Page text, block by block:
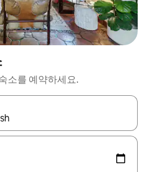
소를 예약하세요.
표 키를 사용하거나 터치 또는 스와이